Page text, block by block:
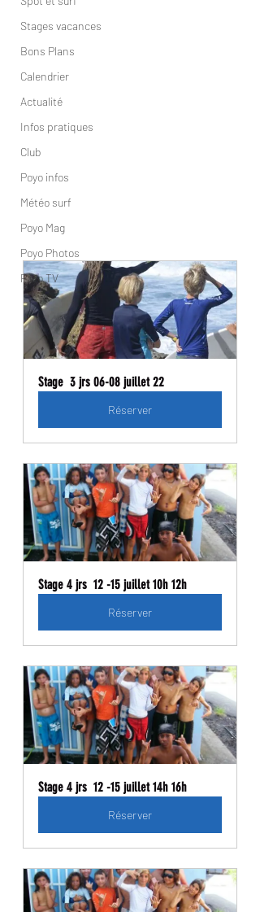
Stages vacances
Bons Plans
Calendrier
Actualité
Infos pratiques
Club
Poyo infos
Météo surf
Poyo Mag
Poyo Photos
Poyo TV
Stage  3 jrs 06-08 juillet 22
Réserver
Stage 4 jrs  12 -15 juillet 10h 12h
Réserver
Stage 4 jrs  12 -15 juillet 14h 16h
Réserver